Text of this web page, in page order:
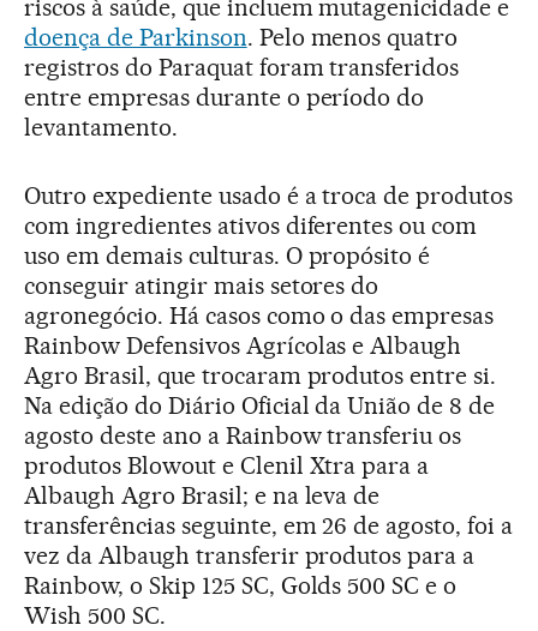
riscos à saúde, que incluem mutagenicidade e
doença de Parkinson. Pelo menos quatro
registros do Paraquat foram transferidos
entre empresas durante o período do
levantamento.
Outro expediente usado é a troca de produtos
com ingredientes ativos diferentes ou com
uso em demais culturas. O propósito é
conseguir atingir mais setores do
agronegócio. Há casos como o das empresas
Rainbow Defensivos Agrícolas e Albaugh
Agro Brasil, que trocaram produtos entre si.
Na edição do Diário Oficial da União de 8 de
agosto deste ano a Rainbow transferiu os
produtos Blowout e Clenil Xtra para a
Albaugh Agro Brasil; e na leva de
transferências seguinte, em 26 de agosto, foi a
vez da Albaugh transferir produtos para a
Rainbow, o Skip 125 SC, Golds 500 SC e o
Wish 500 SC.